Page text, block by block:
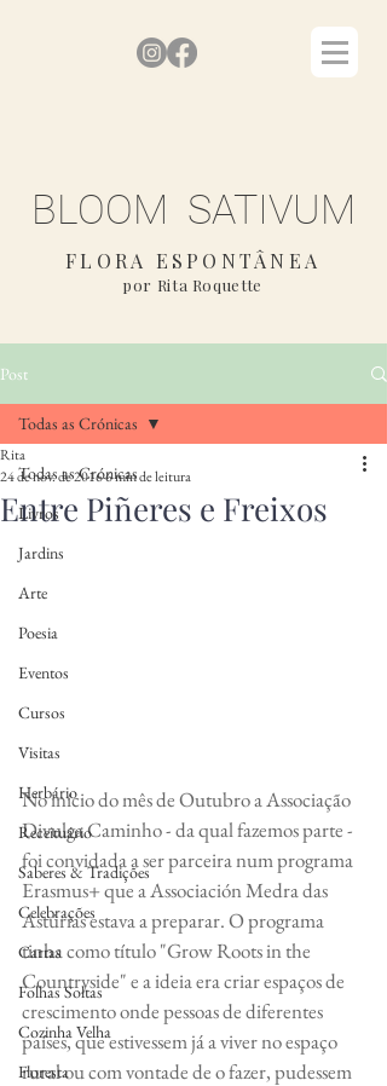
BLOOM SATIVUM
FLORA ESPONTÂNEA
por Rita Roquette
Post
Todas as Crónicas
Livros
Jardins
Arte
Poesia
Eventos
Cursos
Visitas
Herbário
Receituário
Saberes & Tradições
Celebrações
Cartas
Folhas Soltas
Cozinha Velha
Floresta
Todas as Crónicas
Entre Piñeres e Freixos
Rita
24 de nov. de 20166 min de leitura
No início do mês de Outubro a Associação
Divulga Caminho - da qual fazemos parte -
foi convidada a ser parceira num programa
Erasmus+ que a Associación Medra das
Astúrias estava a preparar. O programa
tinha como título "Grow Roots in the
Countryside" e a ideia era criar espaços de
crescimento onde pessoas de diferentes
países, que estivessem já a viver no espaço
rural ou com vontade de o fazer, pudessem